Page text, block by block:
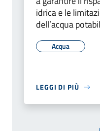
idrica e le
dell’acqua
Acqua
LEGGI DI PIÙ